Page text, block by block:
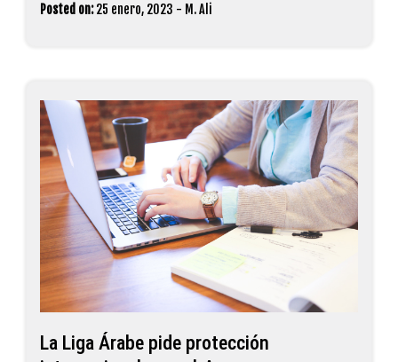
Posted on: 25 enero, 2023 - M. Ali
La Liga Árabe pide protección